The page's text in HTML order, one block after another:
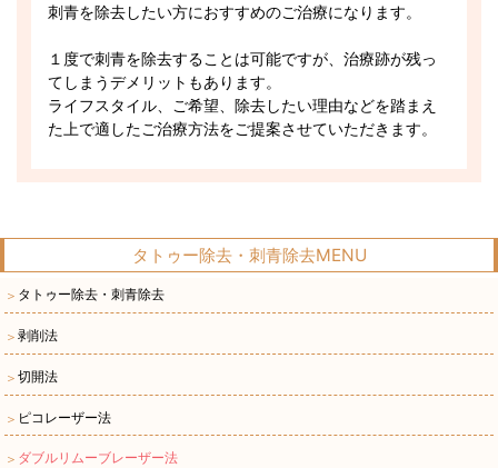
刺青を除去したい方におすすめのご治療になります。
１度で刺青を除去することは可能ですが、治療跡が残っ
てしまうデメリットもあります。
ライフスタイル、ご希望、除去したい理由などを踏まえ
た上で適したご治療方法をご提案させていただきます。
タトゥー除去・刺青除去MENU
＞ タトゥー除去・刺青除去
＞剥削法
＞切開法
＞ ピコレーザー法
＞ ダブルリムーブレーザー法